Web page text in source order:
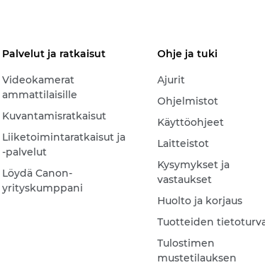
Palvelut ja ratkaisut
Videokamerat
ammattilaisille
Kuvantamisratkaisut
Liiketoimintaratkaisut ja
-palvelut
Löydä Canon-
yrityskumppani
Ohje ja tuki
Ajurit
Ohjelmistot
Käyttöohjeet
Laitteistot
Kysymykset ja
vastaukset
Huolto ja korjaus
Tuotteiden
Tulostimen
mustetilauksen